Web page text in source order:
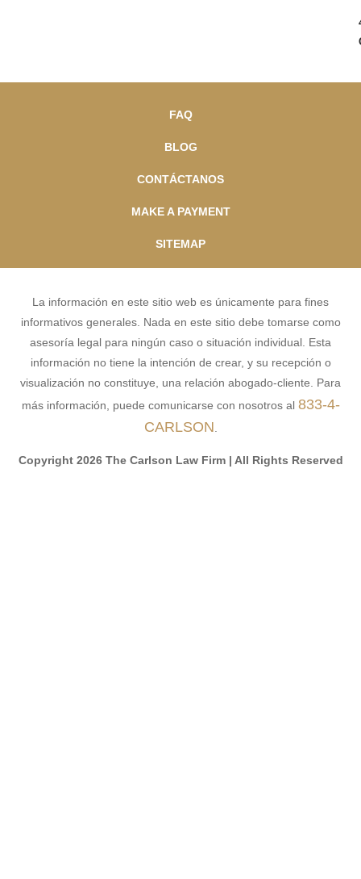
FAQ
BLOG
CONTÁCTANOS
MAKE A PAYMENT
SITEMAP
La información en este sitio web es únicamente para fines
informativos generales. Nada en este sitio debe tomarse como
asesoría legal para ningún caso o situación individual. Esta
información no tiene la intención de crear, y su recepción o
visualización no constituye, una relación abogado-cliente. Para
más información, puede comunicarse con nosotros al 833-4-
CARLSON
Copyright 2026 The Carlson Law Firm | All Rights Reserved